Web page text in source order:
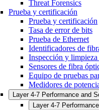
Threat Forensics
Prueba y certificación
Prueba y certificación
Tasa de error de bits
Prueba de Ethernet
Identificadores de
Inspección y
Sensores de fibra
Equipo de pruebas
Medidores de
Layer 4-7 Performance and
Layer 4-7